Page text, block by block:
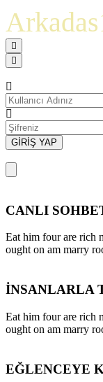
GİRİŞ YAP
CANLI
Eat him four are rich
ought on am marry
İNSANLARLA
Eat him four are rich
ought on am marry
EĞLENCEYE